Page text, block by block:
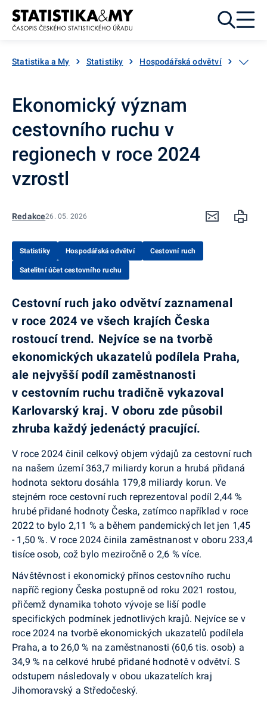
Přejít k obsahu
Statistika a My Statistiky Hospodářská odvětví
Ekonomický význam
cestovního ruchu v
regionech v roce 2024
vzrostl
Redakce26. 05. 2026
Statistiky Hospodářská odvětví Cestovní ruch
Satelitní účet cestovního ruchu
Cestovní ruch jako odvětví zaznamenal
v roce 2024 ve všech krajích Česka
rostoucí trend. Nejvíce se na tvorbě
ekonomických ukazatelů podílela Praha,
ale nejvyšší podíl zaměstnanosti
v cestovním ruchu tradičně vykazoval
Karlovarský kraj. V oboru zde působil
zhruba každý jedenáctý pracující.
V roce 2024 činil celkový objem výdajů za cestovní ruch
na našem území 363,7 miliardy korun a hrubá přidaná
hodnota sektoru dosáhla 179,8 miliardy korun. Ve
stejném roce cestovní ruch reprezentoval podíl 2,44 %
hrubé přidané hodnoty Česka, zatímco například v roce
2022 to bylo 2,11 % a během pandemických let jen 1,45
- 1,50 %. V roce 2024 činila zaměstnanost v oboru 233,4
tisíce osob, což bylo meziročně o 2,6 % více.
Návštěvnost i ekonomický přínos cestovního ruchu
napříč regiony Česka postupně od roku 2021 rostou,
přičemž dynamika tohoto vývoje se liší podle
specifických podmínek jednotlivých krajů. Nejvíce se v
roce 2024 na tvorbě ekonomických ukazatelů podílela
Praha, a to 26,0 % na zaměstnanosti (60,6 tis. osob) a
34,9 % na celkové hrubé přidané hodnotě v odvětví. S
odstupem následovaly v obou ukazatelích kraj
Jihomoravský a Středočeský.